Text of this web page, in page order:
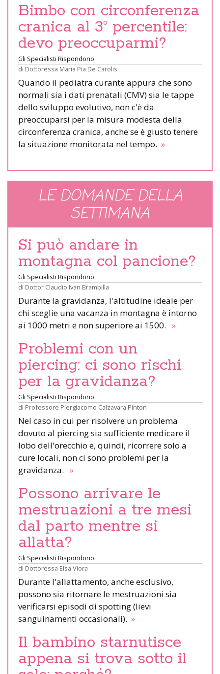
Bimbo con circonferenza
cranica al 3° percentile:
devo preoccuparmi?
Gli Specialisti Rispondono
di Dottoressa Maria Pia De Carolis
Quando il pediatra curante appura che sono
normali sia i dati prenatali (CMV) sia le tappe
dello sviluppo evolutivo, non c'è da
preoccuparsi per la misura modesta della
circonferenza cranica, anche se è giusto tenere
la situazione monitorata nel tempo. »
LE DOMANDE DELLA
SETTIMANA
Si può andare in
montagna col pancione?
Gli Specialisti Rispondono
di Dottor Claudio Ivan Brambilla
Durante la gravidanza, l'altitudine ideale per
chi sceglie una vacanza in montagna è intorno
ai 1000 metri e non superiore ai 1500. »
Problemi con un
piercing: ci sono rischi
per la gravidanza?
Gli Specialisti Rispondono
di Professore Piergiacomo Calzavara Pinton
Nel caso in cui per risolvere un problema
dovuto al piercing sia sufficiente medicare il
lobo dell'orecchio e, quindi, ricorrere solo a
cure locali, non ci sono problemi per la
gravidanza. »
Possono arrivare le
mestruazioni a tre mesi
dal parto mentre si
allatta?
Gli Specialisti Rispondono
di Dottoressa Elsa Viora
Durante l'allattamento, anche esclusivo,
possono sia ritornare le mestruazioni sia
verificarsi episodi di spotting (lievi
sanguinamenti occasionali). »
Il bambino starnutisce
appena si trova sotto il